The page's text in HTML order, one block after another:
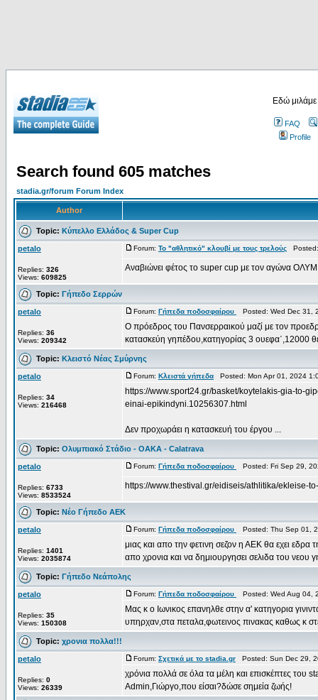
Εδώ
FAQ
Profile
Search found 605 matches
stadia.gr/forum Forum Index
Author
Topic: Κύπελλο Ελλάδος & Super Cup
petalo
Replies: 326
Views: 609825
Forum: Το "αθλητικό" κλουβί με τους τρελούς
Αναβιώνει φέτος το super cup με τον αγώνα
Topic: Γήπεδο Σερρών
petalo
Replies: 36
Views: 209342
Forum: Γήπεδα ποδοσφαίρου Posted: Wed Dec 31,
Ο πρόεδρος του Πανσερραικού μαζί με τον
κατασκεύη γηπέδου,κατηγορίας 3 ουεφα΄,12000
Topic: Κλειστό Νέας Σμύρνης
petalo
Replies: 34
Views: 216468
Forum: Κλειστά γήπεδα Posted: Mon Apr 01, 2024
https://www.sport24.gr/basket/koytelakis-gia-to-
einai-epikindyni.10256307.html
Δεν προχωράει η κατασκευή του έργου ...
Topic: Ολυμπιακό Στάδιο - OAKA - Calatrava
petalo
Replies: 6733
Views: 8533524
Forum: Γήπεδα ποδοσφαίρου Posted: Fri Sep 29,
https://www.thestival.gr/eidiseis/athlitika/ekleise-
Topic: Νέο Γήπεδο ΑΕΚ
petalo
Replies: 1401
Views: 2035874
Forum: Γήπεδα ποδοσφαίρου Posted: Thu Sep 01,
μιας και απο την φετινη σεζον η ΑΕΚ θα εχει εδρα
απο χρονια και να δημιουργησει σελιδα του νεου
Topic: Γήπεδο Νεάπολης
petalo
Replies: 35
Views: 150308
Forum: Γήπεδα ποδοσφαίρου Posted: Wed Aug 04,
Μας κ ο Ιωνικος επανηλθε στην α' κατηγορια
υπηρχαν,στα πεταλα,φωτεινος πινακας καθως κ
Topic: χρονια πολλα!!!
petalo
Replies: 0
Views: 26339
Forum: Σχετικά με το stadia.gr Posted: Sun Dec 29,
χρόνια πολλά σε όλα τα μέλη και επισκέπτες του
Admin,Γιώργο,που είσαι?δώσε σημεία ζωής!